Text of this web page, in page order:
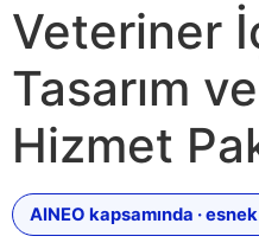
Veteriner
Tasarım
Hizmet
AINEO kapsamında ·